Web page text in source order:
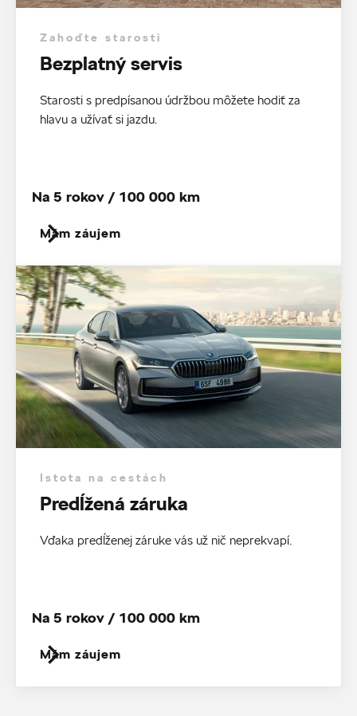
Zahoďte starosti
Bezplatný servis
Starosti s predpísanou údržbou môžete hodiť za
hlavu a užívať si jazdu.
Mám záujem
Na 5 rokov / 100 000 km
Istota na cestách
Predĺžená záruka
Vďaka predĺženej záruke vás už nič neprekvapí.
Mám záujem
Na 5 rokov / 100 000 km